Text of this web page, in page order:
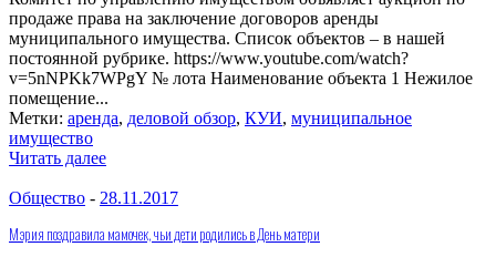
продаже права на заключение договоров аренды
муниципального имущества. Список объектов – в нашей
постоянной рубрике. https://www.youtube.com/watch?
v=5nNPKk7WPgY № лота Наименование объекта 1 Нежилое
помещение...
Метки: аренда, деловой обзор, КУИ, муниципальное
имущество
Читать далее
Общество - 28.11.2017
Мэрия поздравила мамочек, чьи дети родились в День матери